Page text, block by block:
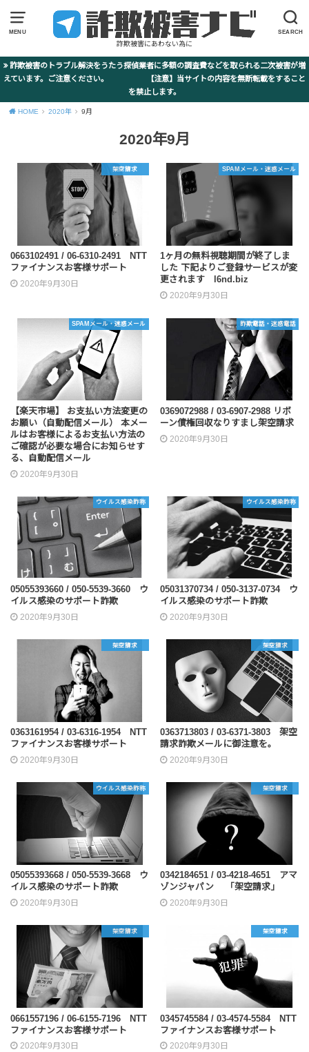
MENU SEARCH
詐欺被害にあわない為に
詐欺被害のトラブル解決をうたう探偵業者に多額の調査費などを取られる二次被害が増
えています。ご注意ください。 【注意】当サイトの内容を無断転載をすること
を禁止します。
HOME 2020年 9月
2020年9月
架空請求
0663102491 / 06-6310-2491 NTT
ファイナンスお客様サポート
2020年9月30日
SPAMメール・迷惑メール
1ヶ月の無料視聴期間が終了しま
した 下記よりご登録サービスが変
更されます l6nd.biz
2020年9月30日
SPAMメール・迷惑メール
【楽天市場】 お支払い方法変更の
お願い（自動配信メール） 本メー
ルはお客様によるお支払い方法の
ご確認が必要な場合にお知らせす
る、自動配信メール
2020年9月30日
詐欺電話・迷惑電話
0369072988 / 03-6907-2988 リボ
ーン債権回収なりすまし架空請求
2020年9月30日
ウイルス感染詐称
05055393660 / 050-5539-3660 ウ
イルス感染のサポート詐欺
2020年9月30日
ウイルス感染詐称
05031370734 / 050-3137-0734 ウ
イルス感染のサポート詐欺
2020年9月30日
架空請求
0363161954 / 03-6316-1954 NTT
ファイナンスお客様サポート
2020年9月30日
架空請求
0363713803 / 03-6371-3803 架空
請求詐欺メールに御注意を。
2020年9月30日
ウイルス感染詐称
05055393668 / 050-5539-3668 ウ
イルス感染のサポート詐欺
2020年9月30日
架空請求
0342184651 / 03-4218-4651 アマ
ゾンジャパン 「架空請求」
2020年9月30日
架空請求
0661557196 / 06-6155-7196 NTT
ファイナンスお客様サポート
2020年9月30日
架空請求
0345745584 / 03-4574-5584 NTT
ファイナンスお客様サポート
2020年9月30日